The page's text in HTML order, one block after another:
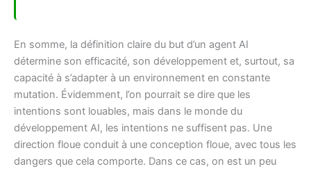
En somme, la définition claire du but d’un agent AI
détermine son efficacité, son développement et, surtout, sa
capacité à s’adapter à un environnement en constante
mutation. Évidemment, l’on pourrait se dire que les
intentions sont louables, mais dans le monde du
développement AI, les intentions ne suffisent pas. Une
direction floue conduit à une conception floue, avec tous les
dangers que cela comporte. Dans ce cas, on est un peu